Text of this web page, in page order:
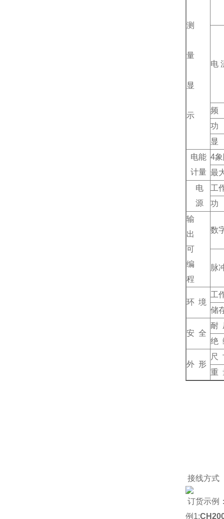
测
量
显
示
电
频
功
显
电能
计量
4
最
电
源
工
功
输
出
可
编
程
数
脉
环 境
工
储
安 全
耐
绝
外 形
尺
重
接线方式
订货示例
例1: